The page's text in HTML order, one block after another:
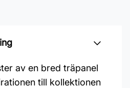
av en bred träpanel
till kollektionen